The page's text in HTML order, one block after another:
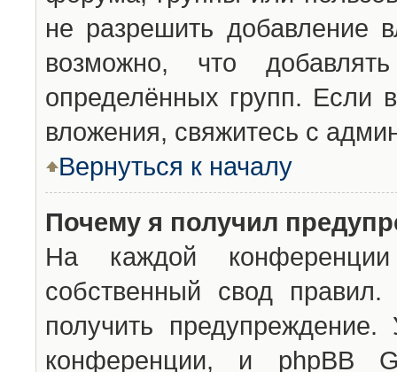
не разрешить добавление
возможно, что
определённых групп. Если
вложения, свяжитесь с
Вернуться к началу
Почему я получил
На каждой конференции
собственный свод
получить
конференции, и phpBB